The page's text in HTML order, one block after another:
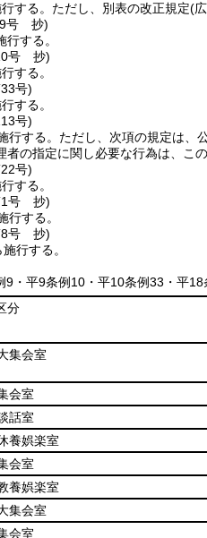
する。 ただし、別表の改正規定(
9号 抄)
する。
号 抄)
する。
号)
する。
号)
行する。 ただし、次項の規定は、
の指定に関し必要な行為は、こ
号)
する。
1号 抄)
行する。
8号 抄)
行する。
9・平9条例10・平10条例33・平
分
集会室
会室
話室
養娯楽室
会室
養娯楽室
集会室
会室